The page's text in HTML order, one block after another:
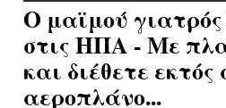
Ο μαϊμού
στις ΗΠΑ - Με
και διέθετε
αεροπλάνο...